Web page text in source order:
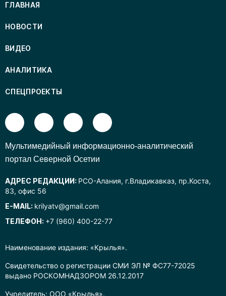
Наименование издания: «Крылья».
Свидетельство о регистрации СМИ ЭЛ № ФС77-72025
выдано РОСКОМНАДЗОРОМ 26.12.2017
Учредитель: ООО «Крылья».
ГЛАВНАЯ
НОВОСТИ
ВИДЕО
АНАЛИТИКА
СПЕЦПРОЕКТЫ
Mультимедийный информационно-аналитический
портал Северной Осетии
АДРЕС РЕДАКЦИИ: РСО-Алания, г.Владикавказ, пр.Коста,
83, офис 56
E-MAIL: krilyatv@gmail.com
ТЕЛЕФОН: +7 (960) 400-22-77